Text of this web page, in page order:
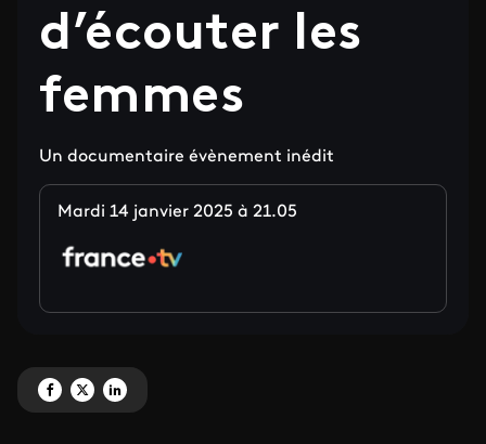
d’écouter les
femmes
Un documentaire évènement inédit
Mardi 14 janvier 2025 à 21.05
Partagez 'Il suffit d’écouter les femmes' sur Facebook
Partagez 'Il suffit d’écouter les femmes' sur X
Partagez 'Il suffit d’écouter les femmes' sur LinkedIn